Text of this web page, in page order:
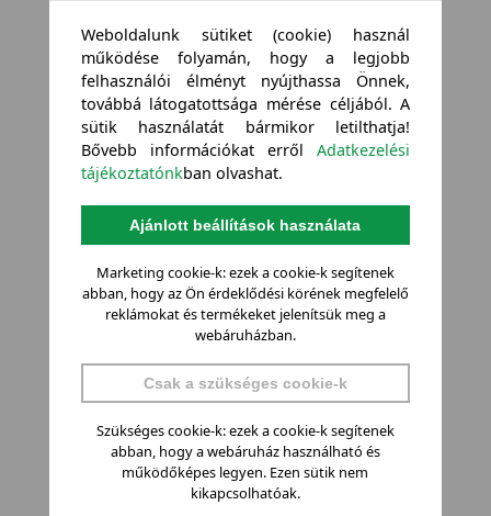
Weboldalunk sütiket (cookie) használ
működése folyamán, hogy a legjobb
felhasználói élményt nyújthassa Önnek,
továbbá látogatottsága mérése céljából. A
sütik használatát bármikor letilthatja!
Bővebb információkat errőlAdatkezelési
tájékoztatónkban olvashat.
Ajánlott beállítások használata
Marketing cookie-k: ezek a cookie-k segítenek
abban, hogy az Ön érdeklődési körének megfelelő
reklámokat és termékeket jelenítsük meg a
webáruházban.
Csak a szükséges cookie-k
Szükséges cookie-k: ezek a cookie-k segítenek
abban, hogy a webáruház használható és
működőképes legyen. Ezen sütik nem
kikapcsolhatóak.